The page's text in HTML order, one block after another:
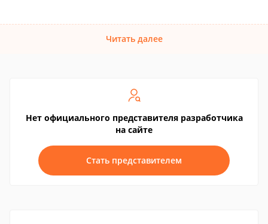
Читать далее
Нет официального представителя разработчика
на сайте
Стать представителем